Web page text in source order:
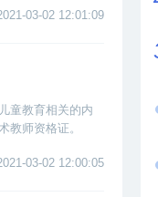
03-02 12:01:09
童教育相关的内
教师资格证。
03-02 12:00:05